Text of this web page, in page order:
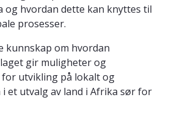
og hvordan dette kan knyttes til
prosesser.
kunnskap om hvordan
gir muligheter og
utvikling på lokalt og
et utvalg av land i Afrika sør for